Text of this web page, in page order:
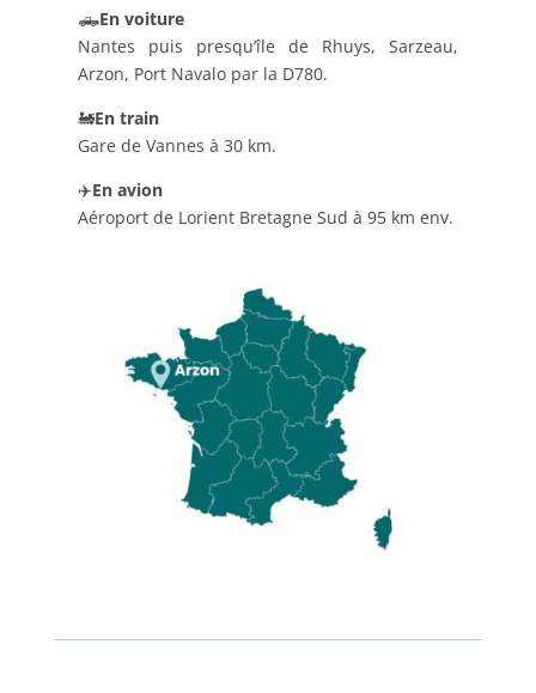
🛻En voiture
Nantes puis presqu’île de Rhuys, Sarzeau,
Arzon, Port Navalo par la D780.
🚂En train
Gare de Vannes à 30 km.
✈️En avion
Aéroport de Lorient Bretagne Sud à 95 km env.